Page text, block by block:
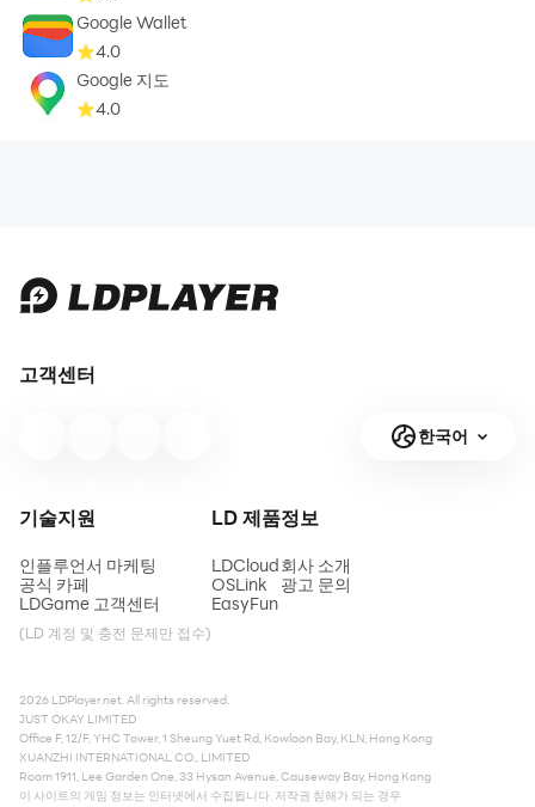
Google Wallet
4.0
Google 지도
4.0
고객센터
한국어
기술지원
인플루언서 마케팅
공식 카페
LDGame 고객센터
(LD 계정 및 충전 문제만 접수)
LD 제품
LDCloud
OSLink
EasyFun
정보
회사 소개
광고 문의
2026 LDPlayer.net. All rights reserved.
JUST OKAY LIMITED
Office F, 12/F, YHC Tower, 1 Sheung Yuet Rd, Kowloon Bay, KLN, Hong Kong
XUANZHI INTERNATIONAL CO., LIMITED
Room 1911, Lee Garden One, 33 Hysan Avenue, Causeway Bay, Hong Kong
이 사이트의 게임 정보는 인터넷에서 수집됩니다. 저작권 침해가 되는 경우